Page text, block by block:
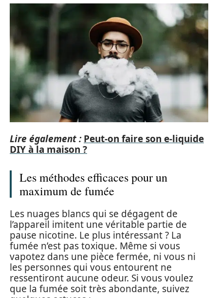
Lire également : Peut-on faire son e-liquide
DIY à la maison ?
Les méthodes efficaces pour un
maximum de fumée
Les nuages blancs qui se dégagent de
l’appareil imitent une véritable partie de
pause nicotine. Le plus intéressant ? La
fumée n’est pas toxique. Même si vous
vapotez dans une pièce fermée, ni vous ni
les personnes qui vous entourent ne
ressentiront aucune odeur. Si vous voulez
que la fumée soit très abondante, suivez